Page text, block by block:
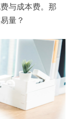
与成本费。那
量？